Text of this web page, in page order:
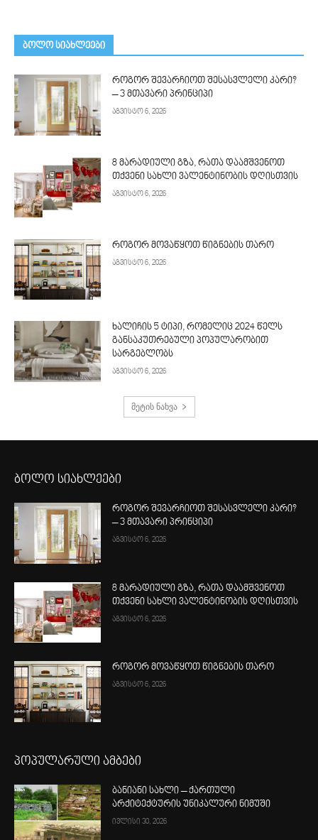
ᲑᲝᲚᲝ ᲡᲘᲐᲮᲚᲔᲔᲑᲘ
როგორ შევარჩიოთ შესასვლელი კარი?
– 3 მთავარი პრინციპი
აგვისტო 6, 2026
8 მარადიული გზა, რათა დაამშვენოთ
თქვენი სახლი ვალენტინობის დღისთვის
აგვისტო 6, 2026
როგორ მოვაწყოთ წიგნების თარო
აგვისტო 6, 2026
ხალიჩის 5 ტიპი, რომელიც 2024 წელს
განსაკუთრებული პოპულარობით
სარგებლობს
აგვისტო 6, 2026
მეტის ნახვა
ბოლო სიახლეები
როგორ შევარჩიოთ შესასვლელი კარი?
– 3 მთავარი პრინციპი
აგვისტო 6, 2026
8 მარადიული გზა, რათა დაამშვენოთ
თქვენი სახლი ვალენტინობის დღისთვის
აგვისტო 6, 2026
როგორ მოვაწყოთ წიგნების თარო
აგვისტო 6, 2026
პოპულარული ამბები
ბანიანი სახლი – ქართული
არქიტექტურის უნიკალური ნიმუში
ივლისი 30, 2026